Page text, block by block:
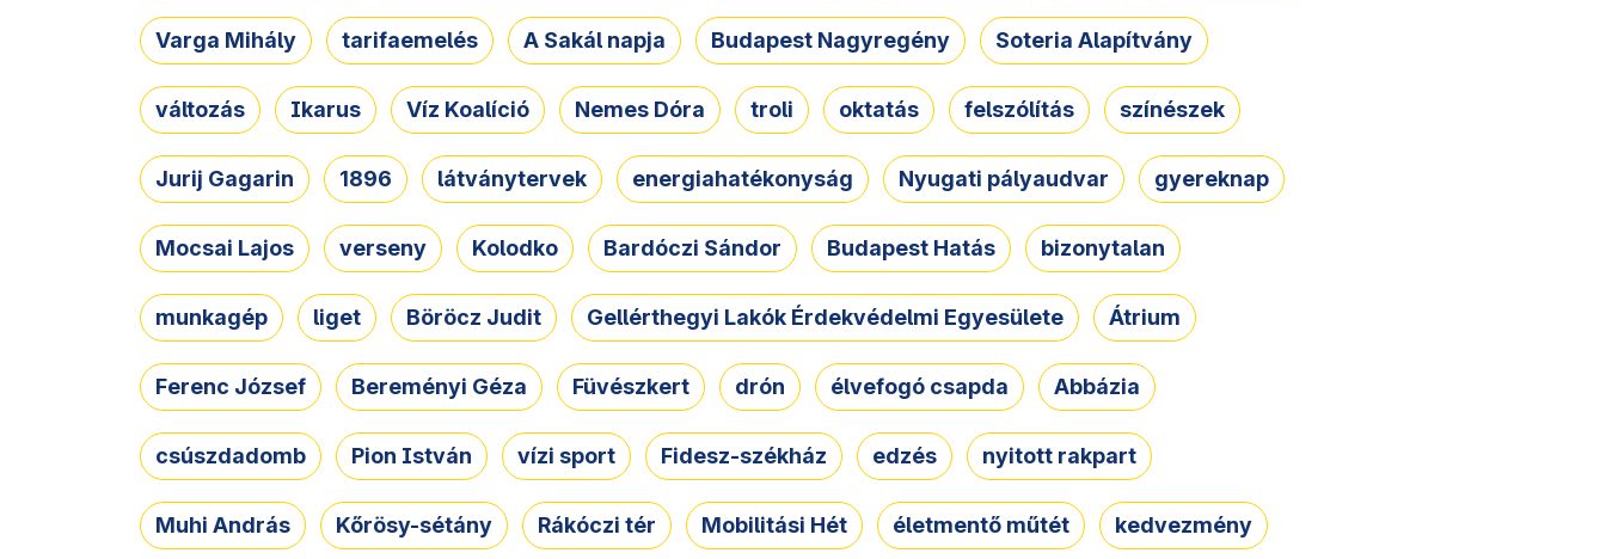
Varga Mihály tarifaemelés A Sakál napja Budapest Nagyregény Soteria Alapítvány
változás Ikarus Víz Koalíció Nemes Dóra troli oktatás felszólítás színészek
Jurij Gagarin 1896 látványtervek energiahatékonyság Nyugati pályaudvar gyereknap
Mocsai Lajos verseny Kolodko Bardóczi Sándor Budapest Hatás bizonytalan
munkagép liget Böröcz Judit Gellérthegyi Lakók Érdekvédelmi Egyesülete Átrium
Ferenc József Bereményi Géza Füvészkert drón élvefogó csapda Abbázia
csúszdadomb Pion István vízi sport Fidesz-székház edzés nyitott rakpart
Muhi András Kőrösy-sétány Rákóczi tér Mobilitási Hét életmentő műtét kedvezmény